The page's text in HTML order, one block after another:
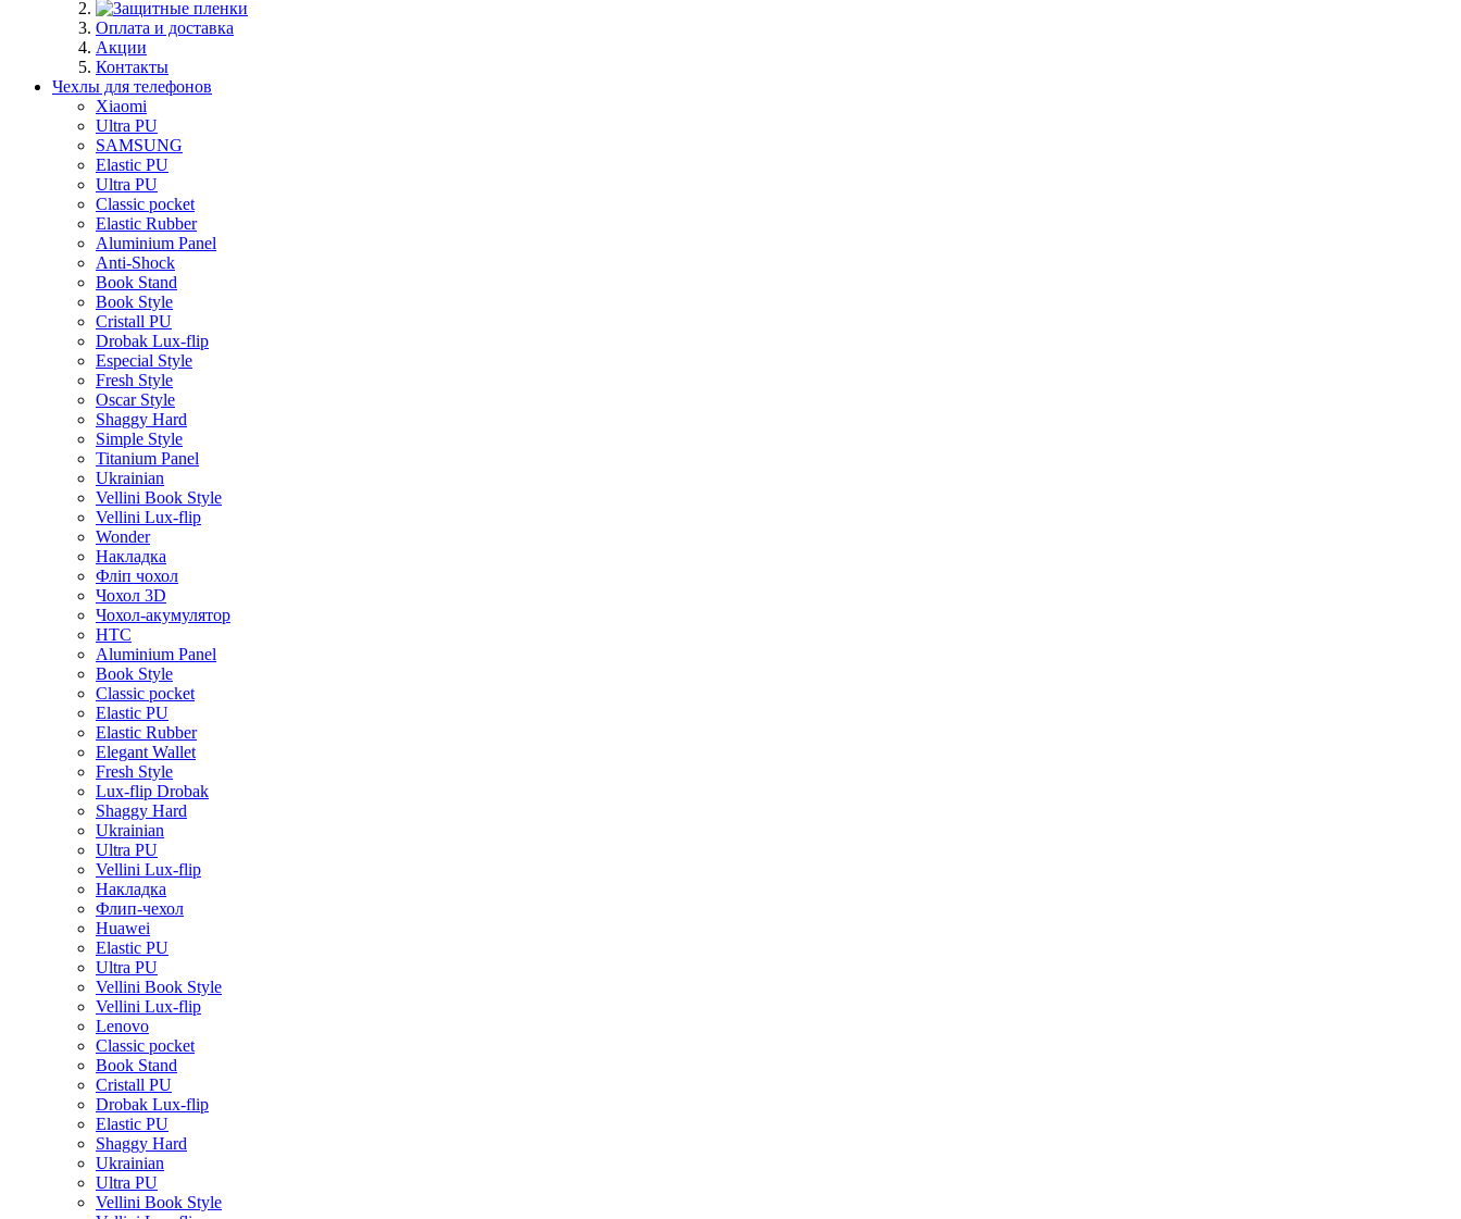
Оплата и доставка
Акции
Контакты
Чехлы для телефонов
Xiaomi
Ultra PU
SAMSUNG
Elastic PU
Ultra PU
Classic pocket
Elastic Rubber
Aluminium Panel
Anti-Shock
Book Stand
Book Style
Cristall PU
Drobak Lux-flip
Especial Style
Fresh Style
Oscar Style
Shaggy Hard
Simple Style
Titanium Panel
Ukrainian
Vellini Book Style
Vellini Lux-flip
Wonder
Накладка
Фліп чохол
Чохол 3D
Чохол-акумулятор
HTC
Aluminium Panel
Book Style
Classic pocket
Elastic PU
Elastic Rubber
Elegant Wallet
Fresh Style
Lux-flip Drobak
Shaggy Hard
Ukrainian
Ultra PU
Vellini Lux-flip
Накладка
Флип-чехол
Huawei
Elastic PU
Ultra PU
Vellini Book Style
Vellini Lux-flip
Lenovo
Classic pocket
Book Stand
Cristall PU
Drobak Lux-flip
Elastic PU
Shaggy Hard
Ukrainian
Ultra PU
Vellini Book Style